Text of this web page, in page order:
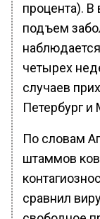
процента). В
подъем
четырех
случаев
Петербург и
По словам
штаммов
сравнил